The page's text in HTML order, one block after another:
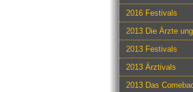
2016 Festivals
2013 Die Ärzte
2013 Festivals
2013 Ärztivals
2013 Das